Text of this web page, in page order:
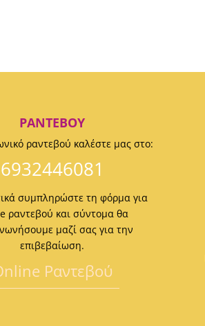
ΡΑΝΤΕΒΟΎ
ραντεβού καλέστε μας στο:
6932446081
συμπληρώστε τη φόρμα για
ραντεβού και σύντομα θα
μαζί σας για την
επιβεβαίωση.
Ραντεβού